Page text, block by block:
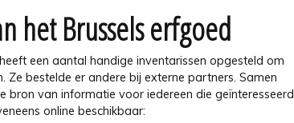
het Brussels erfgoed
een aantal handige inventarissen opgesteld om
Ze bestelde er andere bij externe partners. Samen
bron van informatie voor iedereen die geïnteresseerd
online beschikbaar: